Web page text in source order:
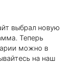
выбрал новую
Теперь
можно в
на наш